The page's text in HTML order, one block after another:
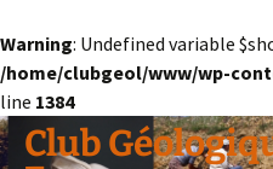
Warning: Undefined variable
/home/clubgeol/www/wp-
line 1384
Aller
au
Club